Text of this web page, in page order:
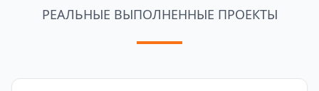
РЕАЛЬНЫЕ ВЫПОЛНЕННЫЕ ПРОЕКТЫ